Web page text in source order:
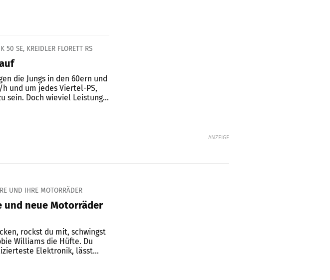
50 SE, KREIDLER FLORETT RS
die Jungs in den 60ern und
und um jedes Viertel-PS,
sein. Doch wieviel Leistung...
ANZEIGE
UND IHRE MOTORRÄDER
und neue Motorräder
rockst du mit, schwingst
Williams die Hüfte. Du
Elektronik, lässt...